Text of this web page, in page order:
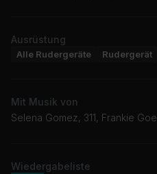
Ausrüstung
Alle Rudergeräte Rudergerät
Mit Musik von
Selena Gomez, 311, Frankie
Wiedergabeliste